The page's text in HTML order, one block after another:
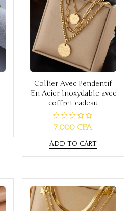
Collier Avec Pendentif
En Acier Inoxydable avec
coffret cadeau
R
a
e
d
0
o
f
5
7.000CFA
ADD TO CART